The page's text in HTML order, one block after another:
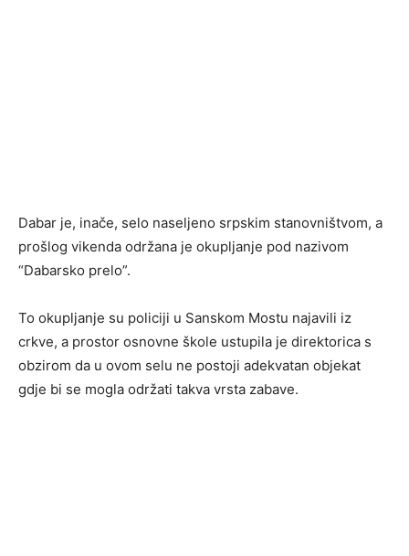
Dabar je, inače, selo naseljeno srpskim stanovništvom, a
prošlog vikenda održana je okupljanje pod nazivom
“Dabarsko prelo”.
To okupljanje su policiji u Sanskom Mostu najavili iz
crkve, a prostor osnovne škole ustupila je direktorica s
obzirom da u ovom selu ne postoji adekvatan objekat
gdje bi se mogla održati takva vrsta zabave.